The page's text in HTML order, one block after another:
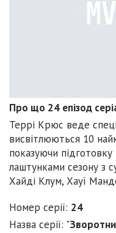
Про що 24 епізод
Террі Крюс веде
висвітлюються 10
показуючи
лаштунками сезону з
Хайді Клум, Хауї
Номер серії: 24
Назва серії: "